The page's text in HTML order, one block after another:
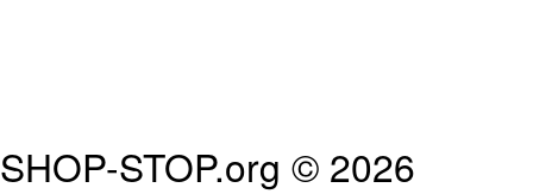
SHOP-STOP.org © 2026